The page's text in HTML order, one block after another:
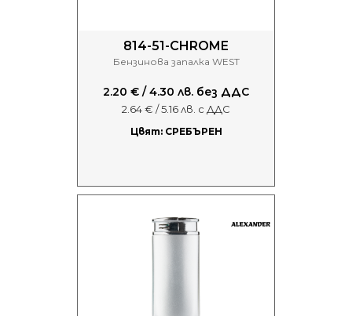
814-51-CHROME
Бензинова запалка WEST
2.20 € / 4.30 лв. без ДДС
2.64 € / 5.16 лв. с ДДС
Цвят: СРЕБЪРЕН